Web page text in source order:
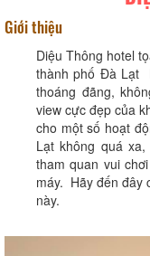
Giới thiệu
Diệu Thông hotel
thành phố Đà Lạt
thoáng đãng,
view cực đẹp của
cho một số hoạt
Lạt không quá
tham quan vui
máy. Hãy đến đây
này.